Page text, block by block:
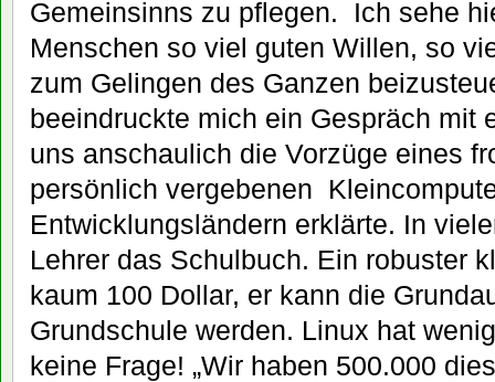
Gemeinsinns zu pflegen. Ich sehe
Menschen so viel guten Willen, so
zum Gelingen des Ganzen
beeindruckte mich ein Gespräch mit
uns anschaulich die Vorzüge eines
persönlich vergebenen
Entwicklungsländern erklärte. In
Lehrer das Schulbuch. Ein robuster
kaum 100 Dollar, er kann die
Grundschule werden. Linux hat
keine Frage! „Wir haben 500.000